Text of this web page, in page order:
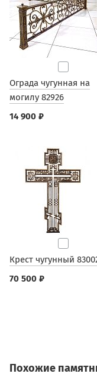
Ограда чугунная на
могилу 82926
14 900 ₽
Крест чугунный
70 500 ₽
Похожие